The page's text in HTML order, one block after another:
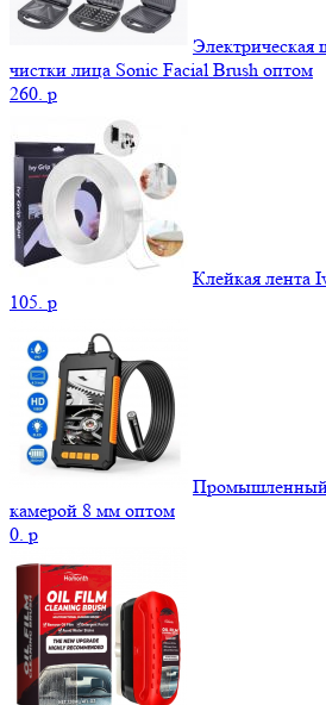
Электрическая
чистки лица Sonic Facial Brush оптом
260. p
Клейкая лента
105. p
Промышленный
камерой 8 мм оптом
0. p